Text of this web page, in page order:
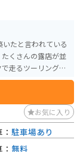
たと言われている
くさんの露店が並
走るツーリングス
お気に入り
駐車場あり
無料